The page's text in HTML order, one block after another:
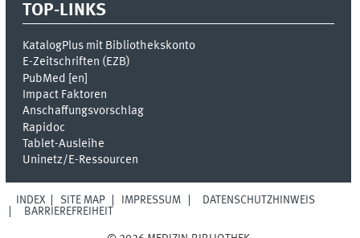
TOP-LINKS
KatalogPlus mit Bibliothekskonto
E-Zeitschriften (EZB)
PubMed [ en
Impact Faktoren
Anschaffungsvorschlag
Rapidoc
Tablet-Ausleihe
Uninetz/E-Ressourcen
INDEX SITE MAP IMPRESSUM
DATENSCHUTZHINWEIS
BARRIEREFREIHEIT